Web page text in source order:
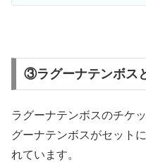
③ラグーナテンボス
ラグーナテンボスのチケ
グーナテンボスがセット
れています。